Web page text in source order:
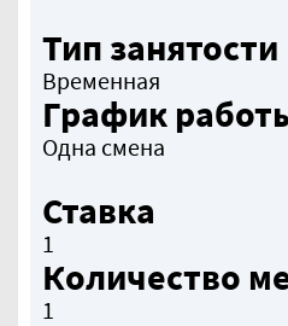
Тип занятости
Временная
График
Одна смена
Ставка
1
Количество
1